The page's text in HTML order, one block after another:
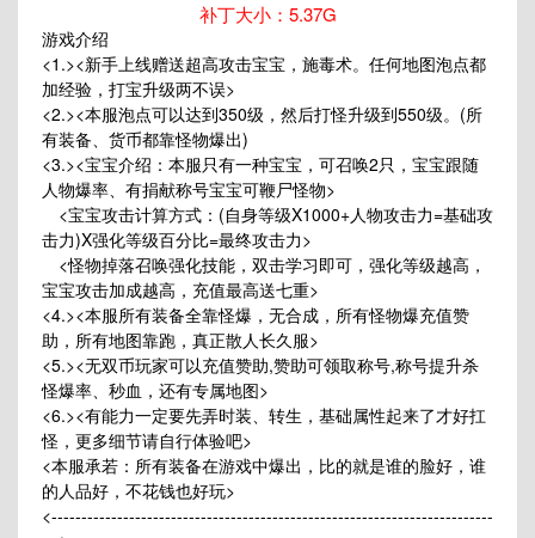
补丁大小：5.37G
游戏介绍
<1.><新手上线赠送超高攻击宝宝，施毒术。任何地图泡点都
加经验，打宝升级两不误>
<2.><本服泡点可以达到350级，然后打怪升级到550级。(所
有装备、货币都靠怪物爆出)
<3.><宝宝介绍：本服只有一种宝宝，可召唤2只，宝宝跟随
人物爆率、有捐献称号宝宝可鞭尸怪物>
<宝宝攻击计算方式：(自身等级X1000+人物攻击力=基础攻
击力)X强化等级百分比=最终攻击力>
<怪物掉落召唤强化技能，双击学习即可，强化等级越高，
宝宝攻击加成越高，充值最高送七重>
<4.><本服所有装备全靠怪爆，无合成，所有怪物爆充值赞
助，所有地图靠跑，真正散人长久服>
<5.><无双币玩家可以充值赞助,赞助可领取称号,称号提升杀
怪爆率、秒血，还有专属地图>
<6.><有能力一定要先弄时装、转生，基础属性起来了才好扛
怪，更多细节请自行体验吧>
<本服承若：所有装备在游戏中爆出，比的就是谁的脸好，谁
的人品好，不花钱也好玩>
<--------------------------------------------------------------------------